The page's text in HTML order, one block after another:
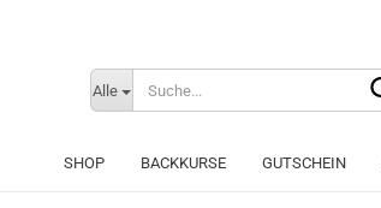
Alle
SHOP BACKKURSE GUTSCHEIN